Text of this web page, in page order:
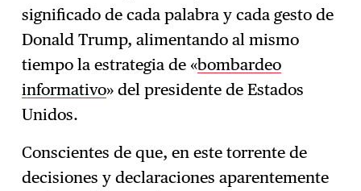
significado de cada palabra y cada gesto de
Donald Trump, alimentando al mismo
tiempo la estrategia de «bombardeo
informativo» del presidente de Estados
Unidos.
Conscientes de que, en este torrente de
decisiones y declaraciones aparentemente